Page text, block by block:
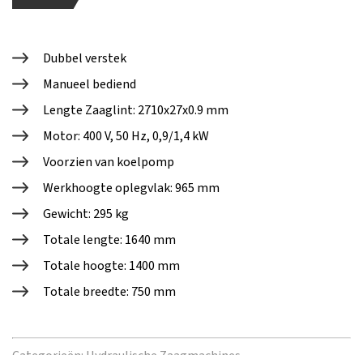
Dubbel verstek
Manueel bediend
Lengte Zaaglint: 2710x27x0.9 mm
Motor: 400 V, 50 Hz, 0,9/1,4 kW
Voorzien van koelpomp
Werkhoogte oplegvlak: 965 mm
Gewicht: 295 kg
Totale lengte: 1640 mm
Totale hoogte: 1400 mm
Totale breedte: 750 mm